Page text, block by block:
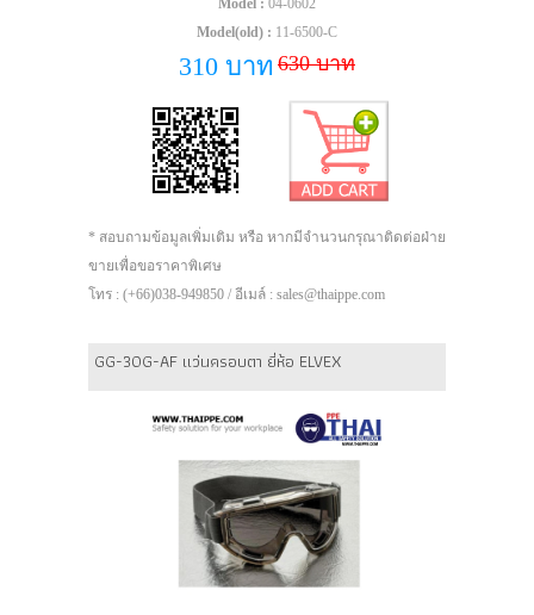
Model : 04-0602
Model(old) : 11-6500-C
310 บาท 630 บาท
* สอบถามข้อมูลเพิ่มเติม หรือ หากมีจำนวนกรุณาติดต่อฝ่าย
ขายเพื่อขอราคาพิเศษ
โทร : (+66)038-949850 / อีเมล์ : sales@thaippe.com
GG-30G-AF แว่นครอบตา ยี่ห้อ ELVEX